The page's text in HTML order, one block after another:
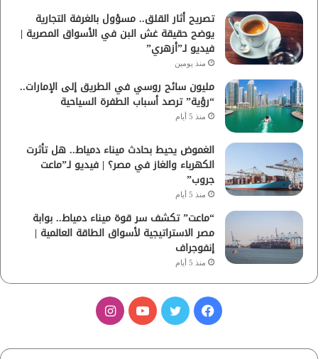
تصريح أثار القلق.. مسؤول بالغرفة التجارية
يوضح حقيقة غش البن في الأسواق المصرية |
فيديو لـ”أزهري”
منذ يومين
مليون سائح روسي في الطريق إلى الإمارات..
“رؤية” ترصد أسباب الطفرة السياحية
منذ 5 أيام
الغموض يحيط بحادث ميناء دمياط.. هل تأثرت
الكهرباء والغاز في مصر؟ | فيديو لـ”ماعت
جروب”
منذ 5 أيام
“ماعت” تكشف سر قوة ميناء دمياط.. بوابة
مصر الاستراتيجية لأسواق الطاقة العالمية |
إنفوجراف
منذ 5 أيام